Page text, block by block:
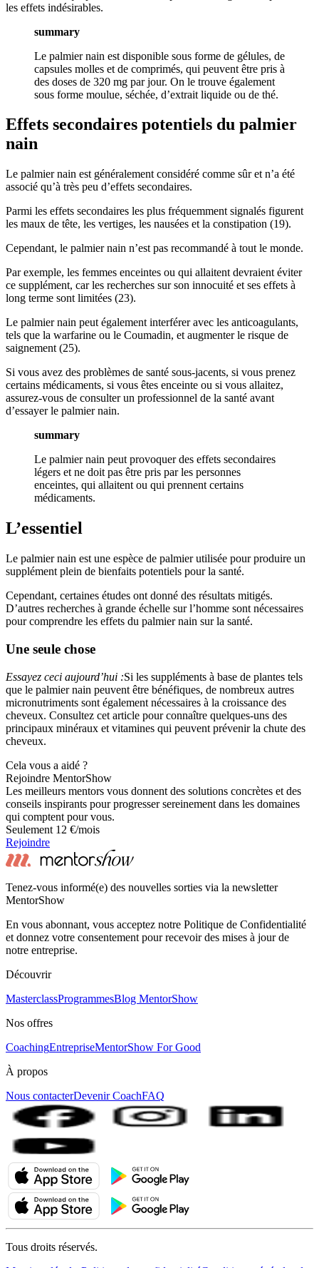
les effets indésirables.
summary
Le palmier nain est disponible sous forme de gélules, de
capsules molles et de comprimés, qui peuvent être pris à
des doses de 320 mg par jour. On le trouve également
sous forme moulue, séchée, d’extrait liquide ou de thé.
Effets secondaires potentiels du palmier
nain
Le palmier nain est généralement considéré comme sûr et n’a été
associé qu’à très peu d’effets secondaires.
Parmi les effets secondaires les plus fréquemment signalés figurent
les maux de tête, les vertiges, les nausées et la constipation (19).
Cependant, le palmier nain n’est pas recommandé à tout le monde.
Par exemple, les femmes enceintes ou qui allaitent devraient éviter
ce supplément, car les recherches sur son innocuité et ses effets à
long terme sont limitées (23).
Le palmier nain peut également interférer avec les anticoagulants,
tels que la warfarine ou le Coumadin, et augmenter le risque de
saignement (25).
Si vous avez des problèmes de santé sous-jacents, si vous prenez
certains médicaments, si vous êtes enceinte ou si vous allaitez,
assurez-vous de consulter un professionnel de la santé avant
d’essayer le palmier nain.
summary
Le palmier nain peut provoquer des effets secondaires
légers et ne doit pas être pris par les personnes
enceintes, qui allaitent ou qui prennent certains
médicaments.
L’essentiel
Le palmier nain est une espèce de palmier utilisée pour produire un
supplément plein de bienfaits potentiels pour la santé.
Cependant, certaines études ont donné des résultats mitigés.
D’autres recherches à grande échelle sur l’homme sont nécessaires
pour comprendre les effets du palmier nain sur la santé.
Une seule chose
Essayez ceci aujourd’hui :Si les suppléments à base de plantes tels
que le palmier nain peuvent être bénéfiques, de nombreux autres
micronutriments sont également nécessaires à la croissance des
cheveux. Consultez cet article pour connaître quelques-uns des
principaux minéraux et vitamines qui peuvent prévenir la chute des
cheveux.
Cela vous a aidé ?
Rejoindre MentorShow
Les meilleurs mentors vous donnent des solutions concrètes et des
conseils inspirants pour progresser sereinement dans les domaines
qui comptent pour vous.
Seulement 12 €/mois
Rejoindre
Tenez-vous informé(e) des nouvelles sorties via la newsletter
MentorShow
En vous abonnant, vous acceptez notre Politique de Confidentialité
et donnez votre consentement pour recevoir des mises à jour de
notre entreprise.
Découvrir
MasterclassProgrammesBlog MentorShow
Nos offres
CoachingEntrepriseMentorShow For Good
À propos
Nous contacterDevenir CoachFAQ
Tous droits réservés.